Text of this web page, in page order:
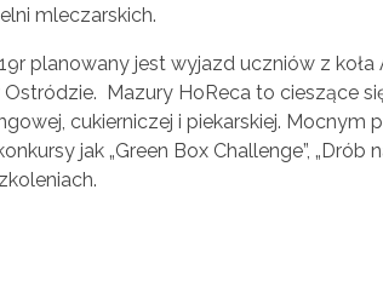
mleczarskich.
planowany jest wyjazd uczniów z
Mazury HoReca to cieszące
cukierniczej i piekarskiej. Mocnym
jak „Green Box Challenge”,